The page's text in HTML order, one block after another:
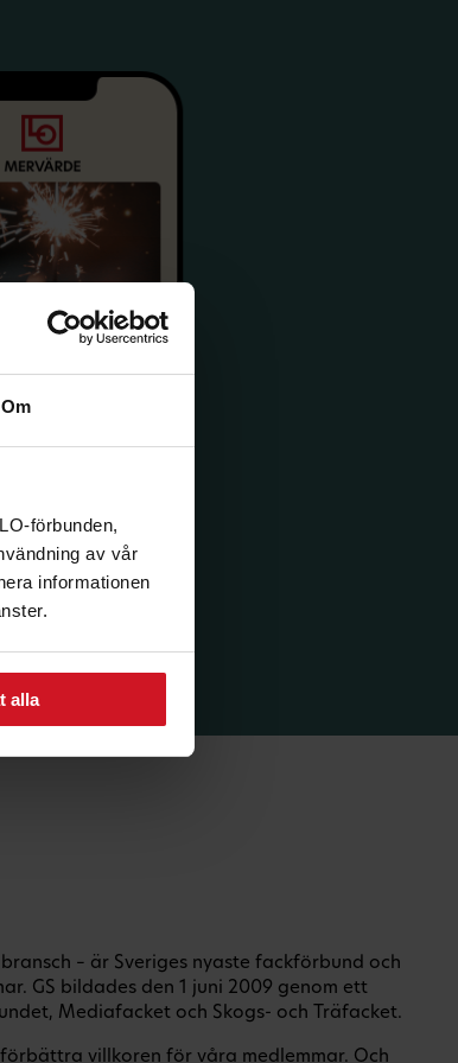
Om
förbunden,
av vår
informationen
alla
– är Sveriges nyaste fackförbund och
GS bildades den 1 juni 2009 genom ett
Mediafacket och Skogs- och Träfacket.
villkoren för våra medlemmar. Och